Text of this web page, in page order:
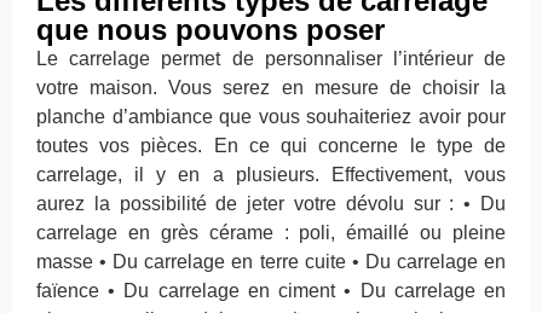
que nous pouvons poser
Le carrelage permet de personnaliser l’intérieur de
votre maison. Vous serez en mesure de choisir la
planche d’ambiance que vous souhaiteriez avoir pour
toutes vos pièces. En ce qui concerne le type de
carrelage, il y en a plusieurs. Effectivement, vous
aurez la possibilité de jeter votre dévolu sur : • Du
carrelage en grès cérame : poli, émaillé ou pleine
masse • Du carrelage en terre cuite • Du carrelage en
faïence • Du carrelage en ciment • Du carrelage en